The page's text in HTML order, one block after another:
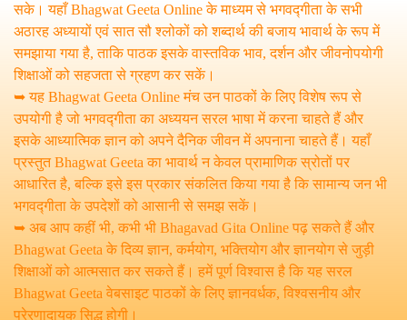
सके। यहाँ Bhagwat Geeta Online के माध्यम से भगवद्गीता के सभी
अठारह अध्यायों एवं सात सौ श्लोकों को शब्दार्थ की बजाय भावार्थ के रूप में
समझाया गया है, ताकि पाठक इसके वास्तविक भाव, दर्शन और जीवनोपयोगी
शिक्षाओं को सहजता से ग्रहण कर सकें।
➥ यह Bhagwat Geeta Online मंच उन पाठकों के लिए विशेष रूप से
उपयोगी है जो भगवद्गीता का अध्ययन सरल भाषा में करना चाहते हैं और
इसके आध्यात्मिक ज्ञान को अपने दैनिक जीवन में अपनाना चाहते हैं। यहाँ
प्रस्तुत Bhagwat Geeta का भावार्थ न केवल प्रामाणिक स्रोतों पर
आधारित है, बल्कि इसे इस प्रकार संकलित किया गया है कि सामान्य जन भी
भगवद्गीता के उपदेशों को आसानी से समझ सकें।
➥ अब आप कहीं भी, कभी भी Bhagavad Gita Online पढ़ सकते हैं और
Bhagwat Geeta के दिव्य ज्ञान, कर्मयोग, भक्तियोग और ज्ञानयोग से जुड़ी
शिक्षाओं को आत्मसात कर सकते हैं। हमें पूर्ण विश्वास है कि यह सरल
Bhagwat Geeta वेबसाइट पाठकों के लिए ज्ञानवर्धक, विश्वसनीय और
प्रेरणादायक सिद्ध होगी।